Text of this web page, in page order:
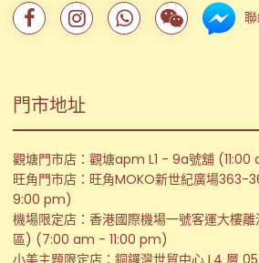
門市地址
觀塘門市店：觀塘apm L1 - 9a號舖
旺角門市店：旺角MOKO新世紀廣場363-
9:00 pm)
機場限定店：香港國際機場一號客運大樓
區) (7:00 am - 11:00 pm)